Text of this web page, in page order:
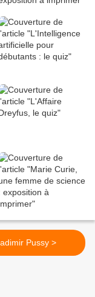
Vladimir Pussy >